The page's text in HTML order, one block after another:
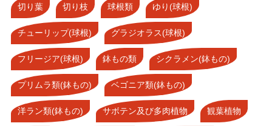
切り葉 切り枝 球根類 ゆり(球根)
チューリップ(球根) グラジオラス(球根)
フリージア(球根) 鉢もの類 シクラメン(鉢もの)
プリムラ類(鉢もの) ベゴニア類(鉢もの)
洋ラン類(鉢もの) サボテン及び多肉植物 観葉植物